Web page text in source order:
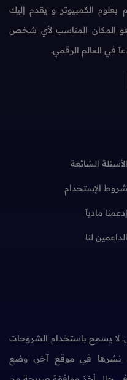
الكمبيوتر و يقدم إليك
المكان المناسب لأي شخص
في العالم الرقمي.
الأسئلة الشائعة
شروط الإستخدام
إدعمنا مادياً
الداعمين لنا
يسمح باستخدام الشروحات
نشرها في موقع آخر، وضع